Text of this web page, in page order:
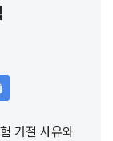
거절 사유와